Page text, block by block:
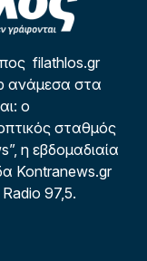
filathlos.gr
ανάμεσα στα
ο
σταθμός
η εβδομαδιαία
Kontranews.gr
97,5.